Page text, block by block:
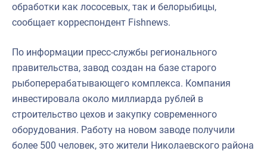
обработки как лососевых, так и белорыбицы,
сообщает корреспондент Fishnews.
По информации пресс-службы регионального
правительства, завод создан на базе старого
рыбоперерабатывающего комплекса. Компания
инвестировала около миллиарда рублей в
строительство цехов и закупку современного
оборудования. Работу на новом заводе получили
более 500 человек, это жители Николаевского района